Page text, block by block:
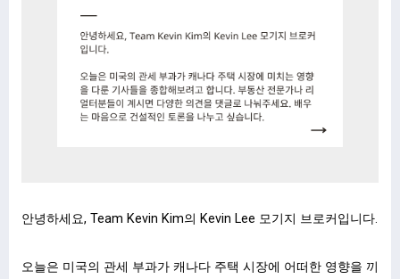
안녕하세요, Team Kevin Kim의 Kevin Lee 모기지 브로커입니다.
오늘은 미국의 관세 부과가 캐나다 주택 시장에 어떠한 영향을 끼